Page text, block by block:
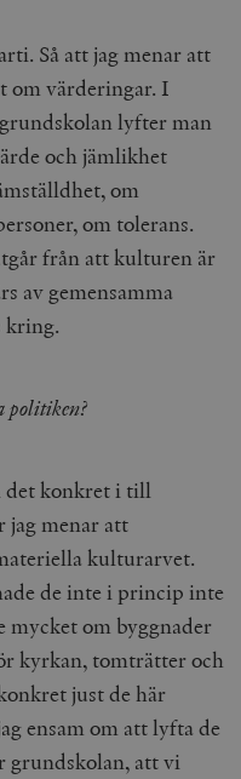
Så att jag menar att
om värderingar. I
lyfter man
och jämlikhet
om
om tolerans.
från att kulturen är
av gemensamma
kring.
politiken?
konkret i till
jag menar att
kulturarvet.
de inte i princip inte
mycket om byggnader
kyrkan, tomträtter och
just de här
ensam om att lyfta de
grundskolan, att vi